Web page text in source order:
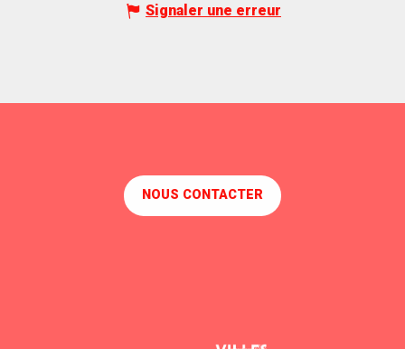
Signaler une erreur
NOUS CONTACTER